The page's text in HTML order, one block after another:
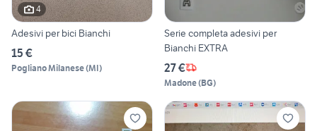
4
Adesivi per bici Bianchi
15 €
Pogliano Milanese(MI)
Serie completa adesivi per
Bianchi EXTRA
27 €
Madone(BG)